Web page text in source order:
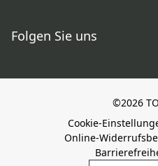
Folgen Sie uns
©2026
Cookie-
Online-